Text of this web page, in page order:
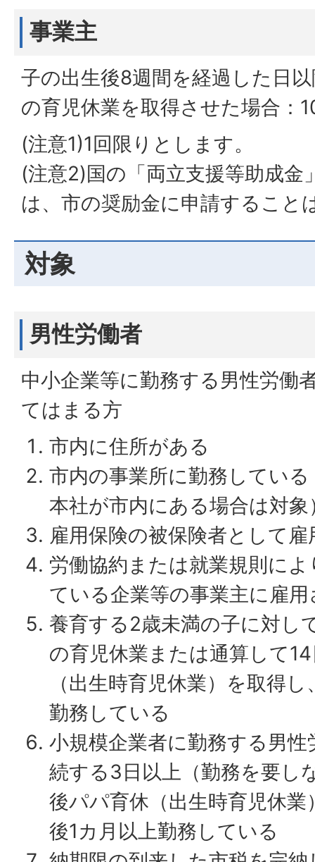
事業主
子の出生後8週間を経過した日
の育児休業を取得させた場合：
(注意1)1回限りとします。
(注意2)国の「両立支援等助成金
は、市の奨励金に申請すること
対象
男性労働者
中小企業等に勤務する男性労働
てはまる方
市内に住所がある
市内の事業所に勤務してい
本社が市内にある場合は対象
雇用保険の被保険者として
労働協約または就業規則に
ている企業等の事業主に雇
養育する2歳未満の子に対し
の育児休業または通算して
（出生時育児休業）を取得
勤務している
小規模企業者に勤務する男
続する3日以上（勤務を要し
後パパ育休（出生時育児休
後1カ月以上勤務している